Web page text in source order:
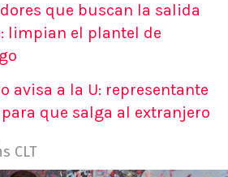
que buscan la salida
limpian el plantel de
avisa a la U: representante
que salga al extranjero
CLT